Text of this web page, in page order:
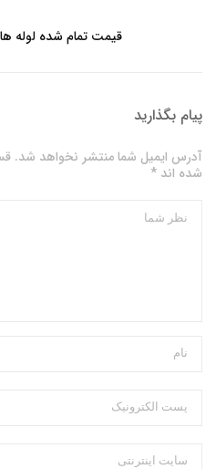
قیمت تمام شده لوله
پیام بگذارید
آدرس ایمیل شما منتشر نخواهد شد.
شده اند *